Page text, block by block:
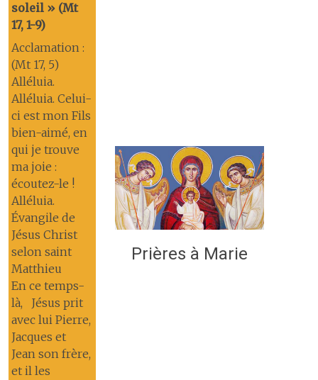
soleil » (Mt
17, 1-9)
Acclamation :
(Mt 17, 5)
Alléluia.
Alléluia. Celui-
ci est mon Fils
bien-aimé, en
qui je trouve
ma joie :
écoutez-le !
Alléluia.
Évangile de
Jésus Christ
selon saint
Matthieu
En ce temps-
là, Jésus prit
avec lui Pierre,
Jacques et
Jean son frère,
et il les
Prières à Marie